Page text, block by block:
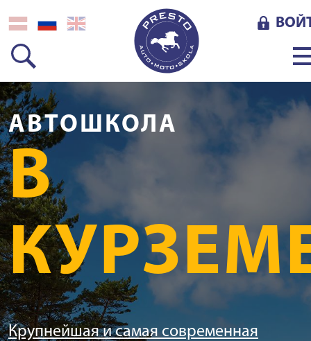
АВТОШКОЛА
В
Крупнейшая и самая современная